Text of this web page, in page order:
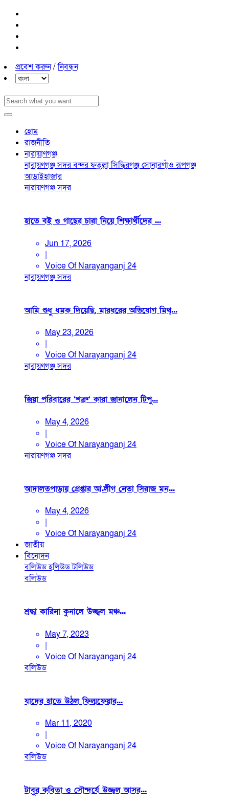
প্রবেশ করুন/নিবন্ধন
হোম
রাজনীতি
নারায়াণগঞ্জ
নারায়ণগঞ্জ সদরবন্দরফতুল্লাসিদ্ধিরগঞ্জসোনারগাঁওরূপগঞ্জ
আড়াইহাজার
নারায়ণগঞ্জ সদর
হাতে বই ও গাছের চারা নিয়ে শিক্ষার্থীদের ...
Jun 17, 2026
|
Voice Of Narayanganj 24
নারায়ণগঞ্জ সদর
আমি শুধু ধমক দিয়েছি, মারধরের অভিযোগ মিথ্...
May 23, 2026
|
Voice Of Narayanganj 24
নারায়ণগঞ্জ সদর
জিয়া পরিবারের ‘শত্রু’ কারা জানালেন টিপু...
May 4, 2026
|
Voice Of Narayanganj 24
নারায়ণগঞ্জ সদর
আদালতপাড়ায় গ্রেপ্তার আ.লীগ নেতা সিরাজ মন...
May 4, 2026
|
Voice Of Narayanganj 24
জাতীয়
বিনোদন
বলিউডহলিউডটলিউড
বলিউড
শ্রদ্ধা কারিনা কুনালে উজ্জ্বল মঞ্চ...
May 7, 2023
|
Voice Of Narayanganj 24
বলিউড
যাদের হাতে উঠল ফিল্মফেয়ার...
Mar 11, 2020
|
Voice Of Narayanganj 24
বলিউড
টাবুর কবিতা ও সৌন্দর্যে উজ্জ্বল আসর...